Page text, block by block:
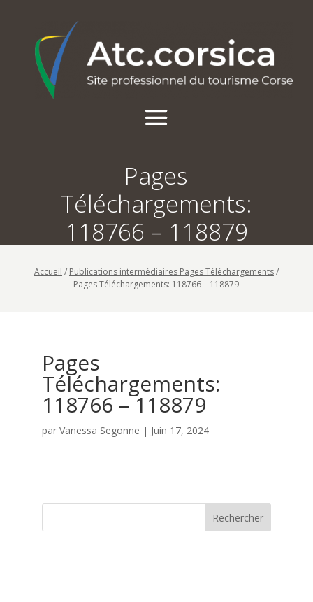
Pages
Téléchargements:
118766 – 118879
Accueil / Publications intermédiaires Pages Téléchargements/
Pages Téléchargements: 118766 – 118879
Pages
Téléchargements:
118766 – 118879
par Vanessa Segonne | Juin 17, 2024
Rechercher